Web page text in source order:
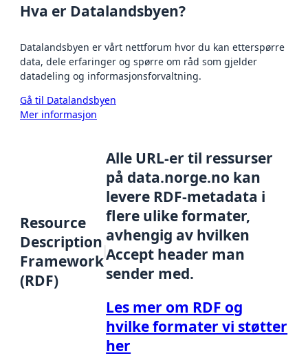
Hva er Datalandsbyen?
Datalandsbyen er vårt nettforum hvor du kan etterspørre
data, dele erfaringer og spørre om råd som gjelder
datadeling og informasjonsforvaltning.
Gå til Datalandsbyen
Mer informasjon
Resource
Description
Framework
(RDF)
Alle URL-er til ressurser
på data.norge.no kan
levere RDF-metadata i
flere ulike formater,
avhengig av hvilken
Accept header man
sender med.
Les mer om RDF og
hvilke formater vi støtter
her